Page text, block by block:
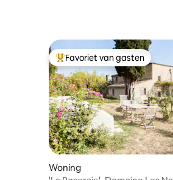
Topfavoriet van gasten
Favoriet van gasten
Woning